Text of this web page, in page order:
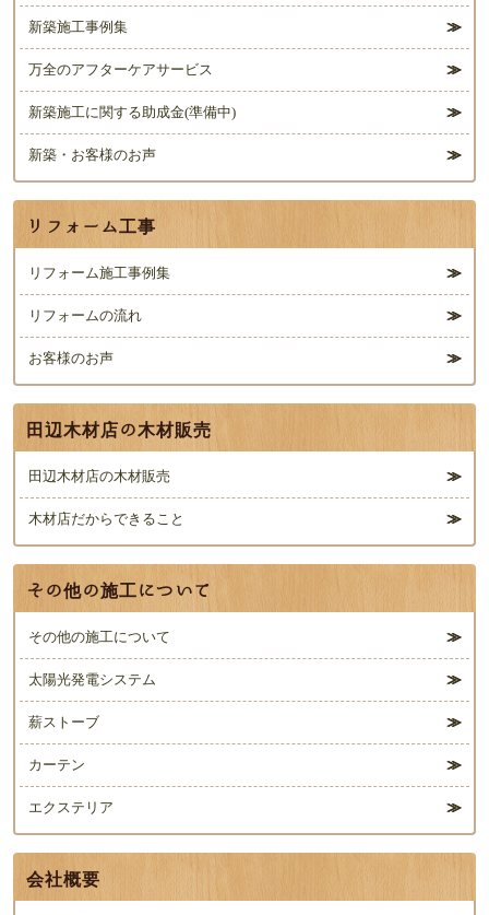
新築施工事例集
万全のアフターケアサービス
新築施工に関する助成金(準備中)
新築・お客様のお声
リフォーム工事
リフォーム施工事例集
リフォームの流れ
お客様のお声
田辺木材店の木材販売
田辺木材店の木材販売
木材店だからできること
その他の施工について
その他の施工について
太陽光発電システム
薪ストーブ
カーテン
エクステリア
会社概要